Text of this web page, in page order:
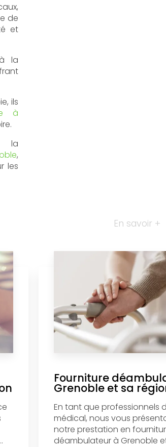
de
et
la
ils
à
la
,
les
En savoir +
Fourniture
Grenoble et sa
En tant que professionnels
médical, nous vous
notre prestation en
déambulateur à Grenoble